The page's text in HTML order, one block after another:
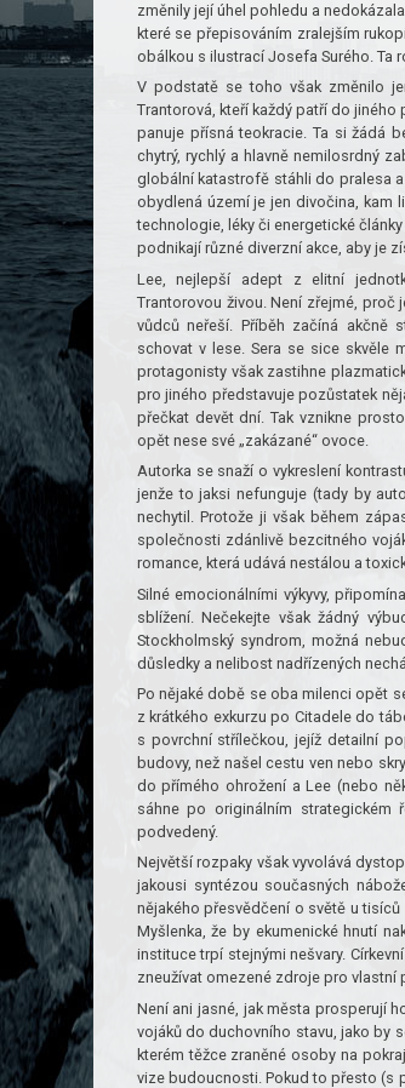
změnily její úhel pohledu a
které se přepisováním zralejším
obálkou s ilustrací Josefa Surého. Ta
V podstatě se toho však změnilo
Trantorová, kteří každý patří do
panuje přísná teokracie. Ta si žádá
chytrý, rychlý a hlavně nemilosrdný
globální katastrofě stáhli do pralesa
obydlená území je jen divočina, kam
technologie, léky či energetické
podnikají různé diverzní akce, aby je
Lee, nejlepší adept z elitní
Trantorovou živou. Není zřejmé, proč
vůdců neřeší. Příběh začíná akčně
schovat v lese. Sera se sice skvěle
protagonisty však zastihne
pro jiného představuje pozůstatek
přečkat devět dní. Tak vznikne
opět nese své „zakázané“ ovoce.
Autorka se snaží o vykreslení
jenže to jaksi nefunguje (tady by
nechytil. Protože ji však během
společnosti zdánlivě bezcitného
romance, která udává nestálou a
Silné emocionálními výkyvy,
sblížení. Nečekejte však žádný
Stockholmský syndrom, možná
důsledky a nelibost nadřízených
Po nějaké době se oba milenci opět
z krátkého exkurzu po Citadele do
s povrchní střílečkou, jejíž detailní
budovy, než našel cestu ven nebo
do přímého ohrožení a Lee (nebo
sáhne po originálním strategickém
podvedený.
Největší rozpaky však vyvolává
jakousi syntézou současných
nějakého přesvědčení o světě u
Myšlenka, že by ekumenické hnutí
instituce trpí stejnými nešvary.
zneužívat omezené zdroje pro
Není ani jasné, jak města prosperují
vojáků do duchovního stavu, jako by
kterém těžce zraněné osoby na
vize budoucnosti. Pokud to přesto (s